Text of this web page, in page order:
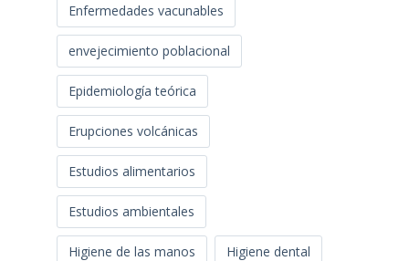
Enfermedades vacunables
envejecimiento poblacional
Epidemiología teórica
Erupciones volcánicas
Estudios alimentarios
Estudios ambientales
Higiene de las manos Higiene dental